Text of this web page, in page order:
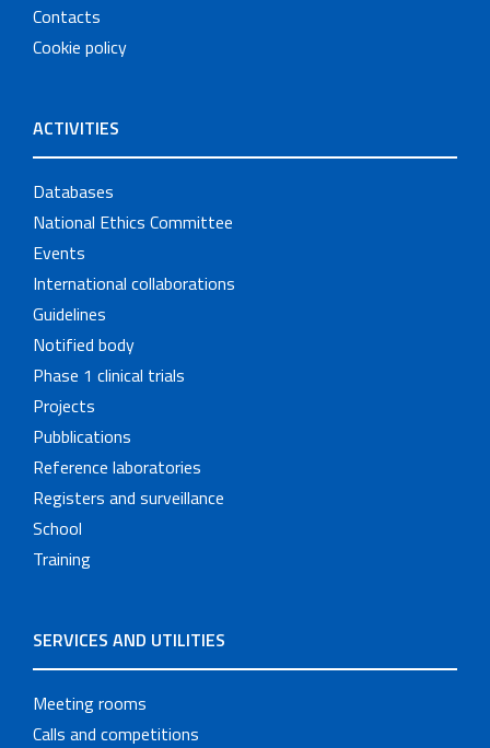
Contacts
Cookie policy
ACTIVITIES
Databases
National Ethics Committee
Events
International collaborations
Guidelines
Notified body
Phase 1 clinical trials
Projects
Pubblications
Reference laboratories
Registers and surveillance
School
Training
SERVICES AND UTILITIES
Meeting rooms
Calls and competitions